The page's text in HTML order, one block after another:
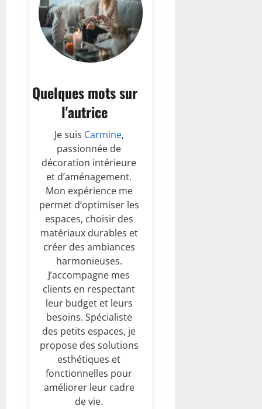
Quelques mots sur
l'autrice
Je suis Carmine,
passionnée de
décoration intérieure
et d’aménagement.
Mon expérience me
permet d’optimiser les
espaces, choisir des
matériaux durables et
créer des ambiances
harmonieuses.
J’accompagne mes
clients en respectant
leur budget et leurs
besoins. Spécialiste
des petits espaces, je
propose des solutions
esthétiques et
fonctionnelles pour
améliorer leur cadre
de vie.